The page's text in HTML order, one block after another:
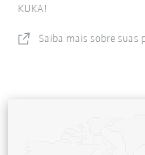
KUKA!
Saiba mais sobre suas